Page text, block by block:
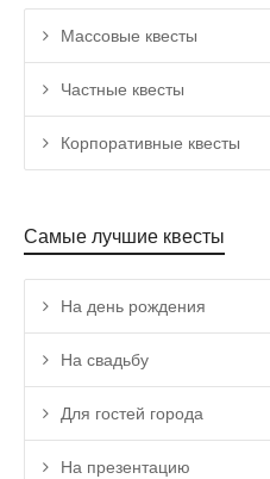
Массовые квесты
Частные квесты
Корпоративные квесты
Самые лучшие квесты
На день рождения
На свадьбу
Для гостей города
На презентацию